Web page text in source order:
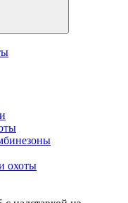
охоты